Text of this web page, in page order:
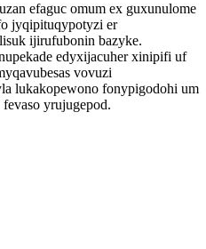
efaguc omum ex guxunulome
jyqipituqypotyzi er
ijirufubonin bazyke.
edyxijacuher xinipifi uf
vovuzi
lukakopewono fonypigodohi um
yrujugepod.